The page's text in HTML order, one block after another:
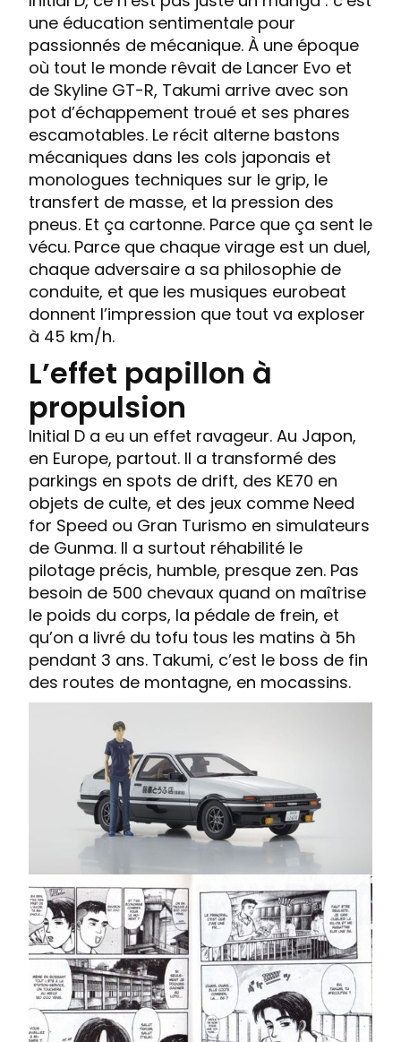
une éducation sentimentale pour
passionnés de mécanique. À une époque
où tout le monde rêvait de Lancer Evo et
de Skyline GT-R, Takumi arrive avec son
pot d’échappement troué et ses phares
escamotables. Le récit alterne bastons
mécaniques dans les cols japonais et
monologues techniques sur le grip, le
transfert de masse, et la pression des
pneus. Et ça cartonne. Parce que ça sent le
vécu. Parce que chaque virage est un duel,
chaque adversaire a sa philosophie de
conduite, et que les musiques eurobeat
donnent l’impression que tout va exploser
à 45 km/h.
L’effet papillon à
propulsion
Initial D a eu un effet ravageur. Au Japon,
en Europe, partout. Il a transformé des
parkings en spots de drift, des KE70 en
objets de culte, et des jeux comme Need
for Speed ou Gran Turismo en simulateurs
de Gunma. Il a surtout réhabilité le
pilotage précis, humble, presque zen. Pas
besoin de 500 chevaux quand on maîtrise
le poids du corps, la pédale de frein, et
qu’on a livré du tofu tous les matins à 5h
pendant 3 ans. Takumi, c’est le boss de fin
des routes de montagne, en mocassins.